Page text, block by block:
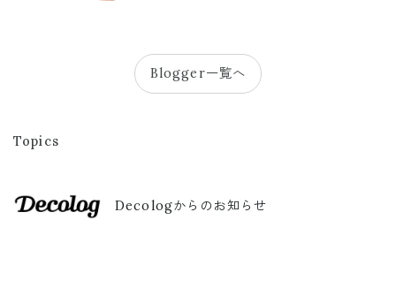
Blogger一覧へ
Topics
Decologからのお知らせ